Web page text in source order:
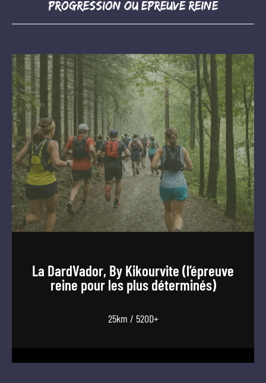
progression ou epreuve reine
La DardVador, By Kikourvite (l’épreuve
reine pour les plus déterminés)
25km / 520D+